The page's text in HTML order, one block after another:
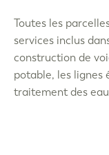
Toutes les
services inclus
construction de
potable, les lignes
traitement des